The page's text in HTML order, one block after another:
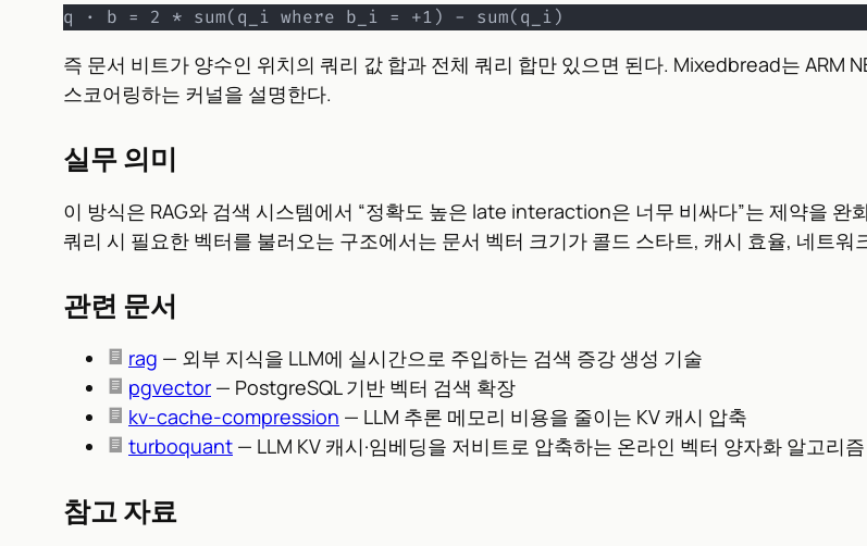
q · b = 2 * sum(q_i where b_i = +1) - sum(q_i)
즉 문서 비트가 양수인 위치의 쿼리 값 합과 전체 쿼리 합만 있으면 된다. Mixedbread는 ARM
스코어링하는 커널을 설명한다.
실무 의미
이 방식은 RAG와 검색 시스템에서 “정확도 높은 late interaction은 너무 비싸다”는 제약을
쿼리 시 필요한 벡터를 불러오는 구조에서는 문서 벡터 크기가 콜드 스타트, 캐시 효율, 네트워
관련 문서
rag — 외부 지식을 LLM에 실시간으로 주입하는 검색 증강 생성 기술
pgvector — PostgreSQL 기반 벡터 검색 확장
kv-cache-compression — LLM 추론 메모리 비용을 줄이는 KV 캐시 압축
turboquant — LLM KV 캐시·임베딩을 저비트로 압축하는 온라인 벡터 양자화 알고리즘
참고 자료